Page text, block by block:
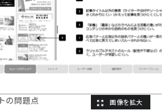
の問題点